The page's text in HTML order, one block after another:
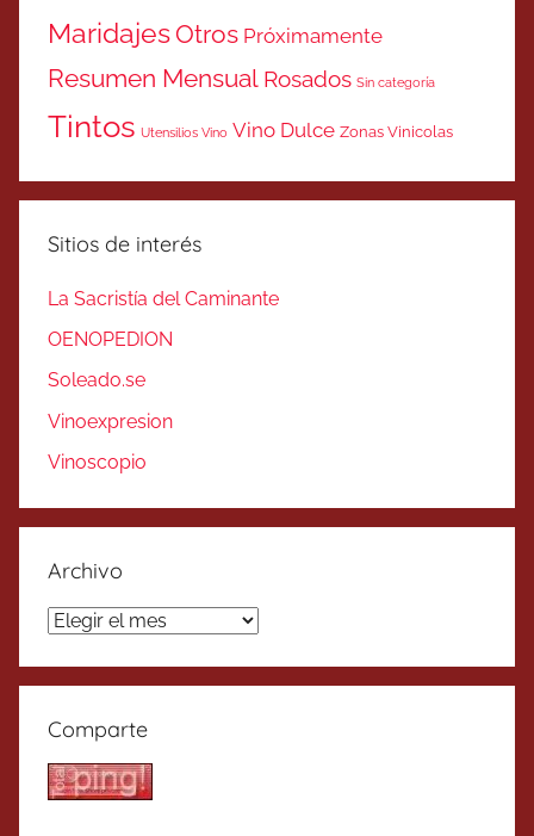
MaridajesOtros Próximamente
Resumen Mensual Rosados Sin categoría
Tintos Utensilios Vino Vino Dulce Zonas Vinicolas
Sitios de interés
La Sacristía del Caminante
OENOPEDION
Soleado.se
Vinoexpresion
Vinoscopio
Archivo
Archivo
Comparte